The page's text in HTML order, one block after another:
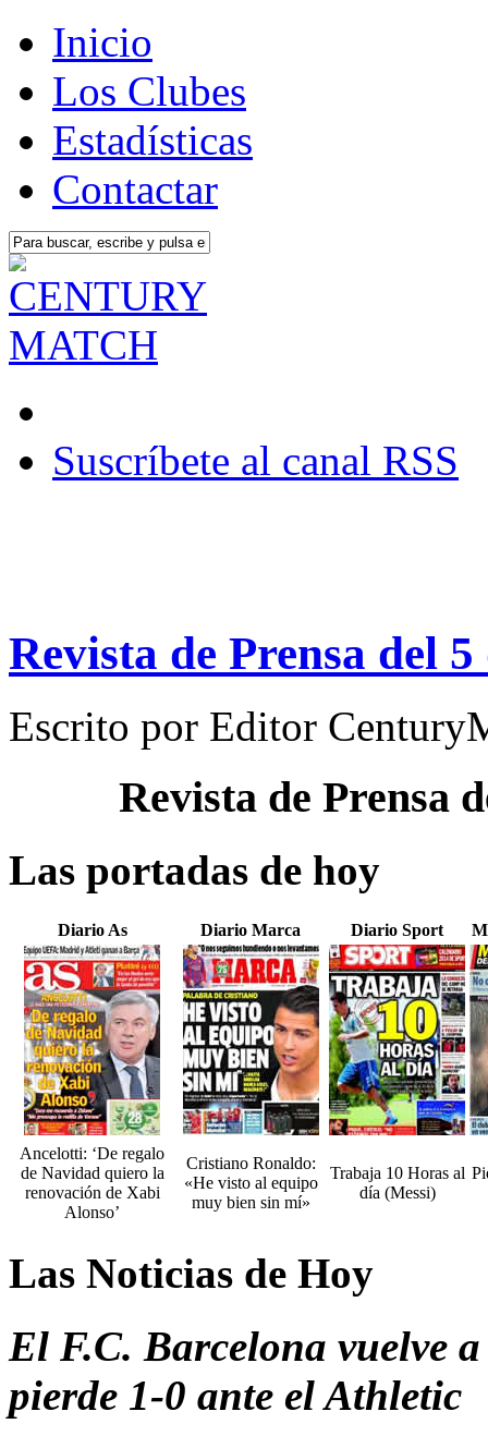
Inicio
Los Clubes
Estadísticas
Contactar
Suscríbete al canal RSS
Revista de Prensa del
Escrito por Editor
Revista de Prensa
Las portadas de hoy
Diario As Diario Marca Diario Sport
Ancelotti: ‘De regalo
de Navidad quiero la
renovación de Xabi
Alonso’
Cristiano Ronaldo:
«He visto al equipo
muy bien sin mí»
Trabaja 10 Horas al
día (Messi)
Las Noticias de Hoy
El F.C. Barcelona vuelve
pierde 1-0 ante el Athletic